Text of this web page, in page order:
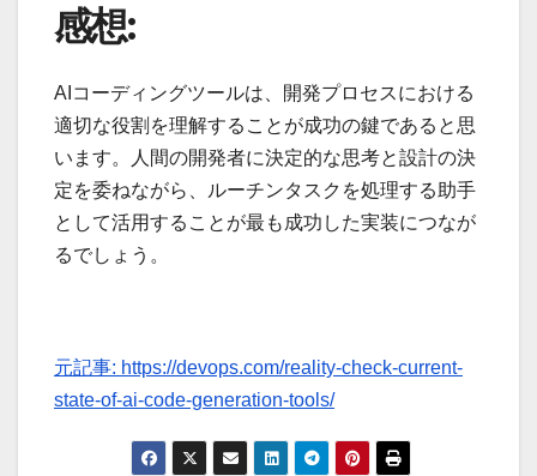
感想:
AIコーディングツールは、開発プロセスにおける
適切な役割を理解することが成功の鍵であると思
います。人間の開発者に決定的な思考と設計の決
定を委ねながら、ルーチンタスクを処理する助手
として活用することが最も成功した実装につなが
るでしょう。
元記事: https://devops.com/reality-check-current-
state-of-ai-code-generation-tools/